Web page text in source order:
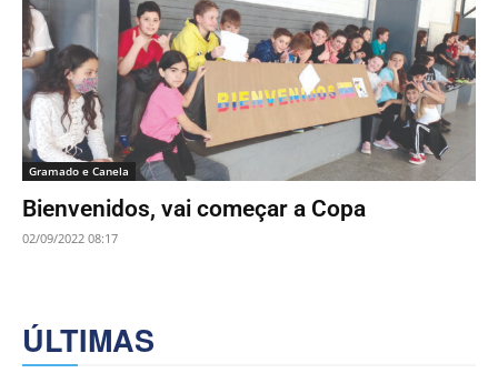
Gramado e Canela
Bienvenidos, vai começar a Copa
02/09/2022 08:17
ÚLTIMAS